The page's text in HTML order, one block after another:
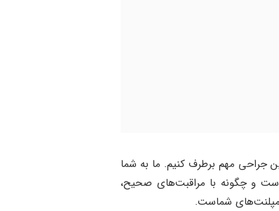
جراحی مهم برطرف کنیم. ما به شما
است و چگونه با مراقبت‌های صحیح،
شماست.